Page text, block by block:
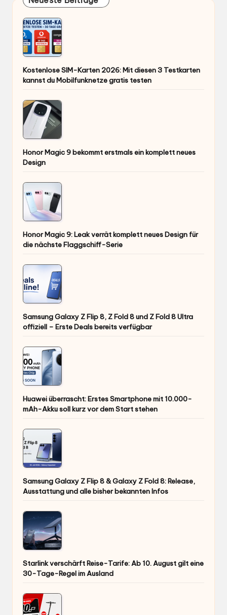
Kostenlose SIM-Karten 2026: Mit diesen 3 Testkarten
kannst du Mobilfunknetze gratis testen
Honor Magic 9 bekommt erstmals ein komplett neues
Design
Honor Magic 9: Leak verrät komplett neues Design für
die nächste Flaggschiff-Serie
Samsung Galaxy Z Flip 8, Z Fold 8 und Z Fold 8 Ultra
offiziell – Erste Deals bereits verfügbar
Huawei überrascht: Erstes Smartphone mit 10.000-
mAh-Akku soll kurz vor dem Start stehen
Samsung Galaxy Z Flip 8 & Galaxy Z Fold 8: Release,
Ausstattung und alle bisher bekannten Infos
Starlink verschärft Reise-Tarife: Ab 10. August gilt eine
30-Tage-Regel im Ausland